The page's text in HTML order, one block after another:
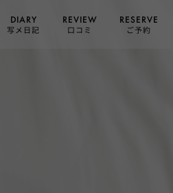
DIARY
写メ日記
REVIEW
口コミ
RESERVE
ご予約